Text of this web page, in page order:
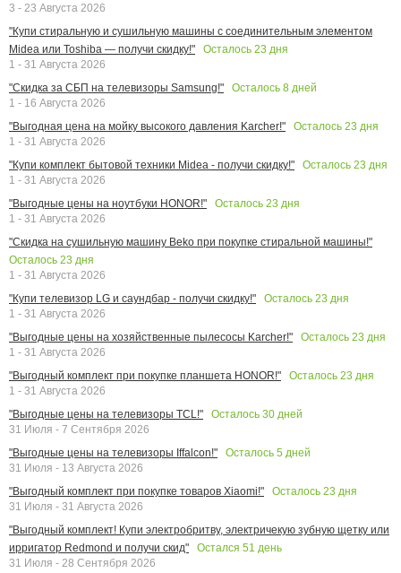
3 - 23 Августа 2026
"Купи стиральную и сушильную машины с соединительным элементом
Midea или Toshiba — получи скидку!"
Осталось 23 дня
1 - 31 Августа 2026
"Скидка за СБП на телевизоры Samsung!"
Осталось 8 дней
1 - 16 Августа 2026
"Выгодная цена на мойку высокого давления Karcher!"
Осталось 23 дня
1 - 31 Августа 2026
"Купи комплект бытовой техники Midea - получи скидку!"
Осталось 23 дня
1 - 31 Августа 2026
"Выгодные цены на ноутбуки HONOR!"
Осталось 23 дня
1 - 31 Августа 2026
"Скидка на сушильную машину Beko при покупке стиральной машины!"
Осталось 23 дня
1 - 31 Августа 2026
"Купи телевизор LG и саундбар - получи скидку!"
Осталось 23 дня
1 - 31 Августа 2026
"Выгодные цены на хозяйственные пылесосы Karcher!"
Осталось 23 дня
1 - 31 Августа 2026
"Выгодный комплект при покупке планшета HONOR!"
Осталось 23 дня
1 - 31 Августа 2026
"Выгодные цены на телевизоры TCL!"
Осталось 30 дней
31 Июля - 7 Сентября 2026
"Выгодные цены на телевизоры Iffalcon!"
Осталось 5 дней
31 Июля - 13 Августа 2026
"Выгодный комплект при покупке товаров Xiaomi!"
Осталось 23 дня
31 Июля - 31 Августа 2026
"Выгодный комплект! Купи электробритву, электричекую зубную щетку или
ирригатор Redmond и получи скид"
Остался 51 день
31 Июля - 28 Сентября 2026